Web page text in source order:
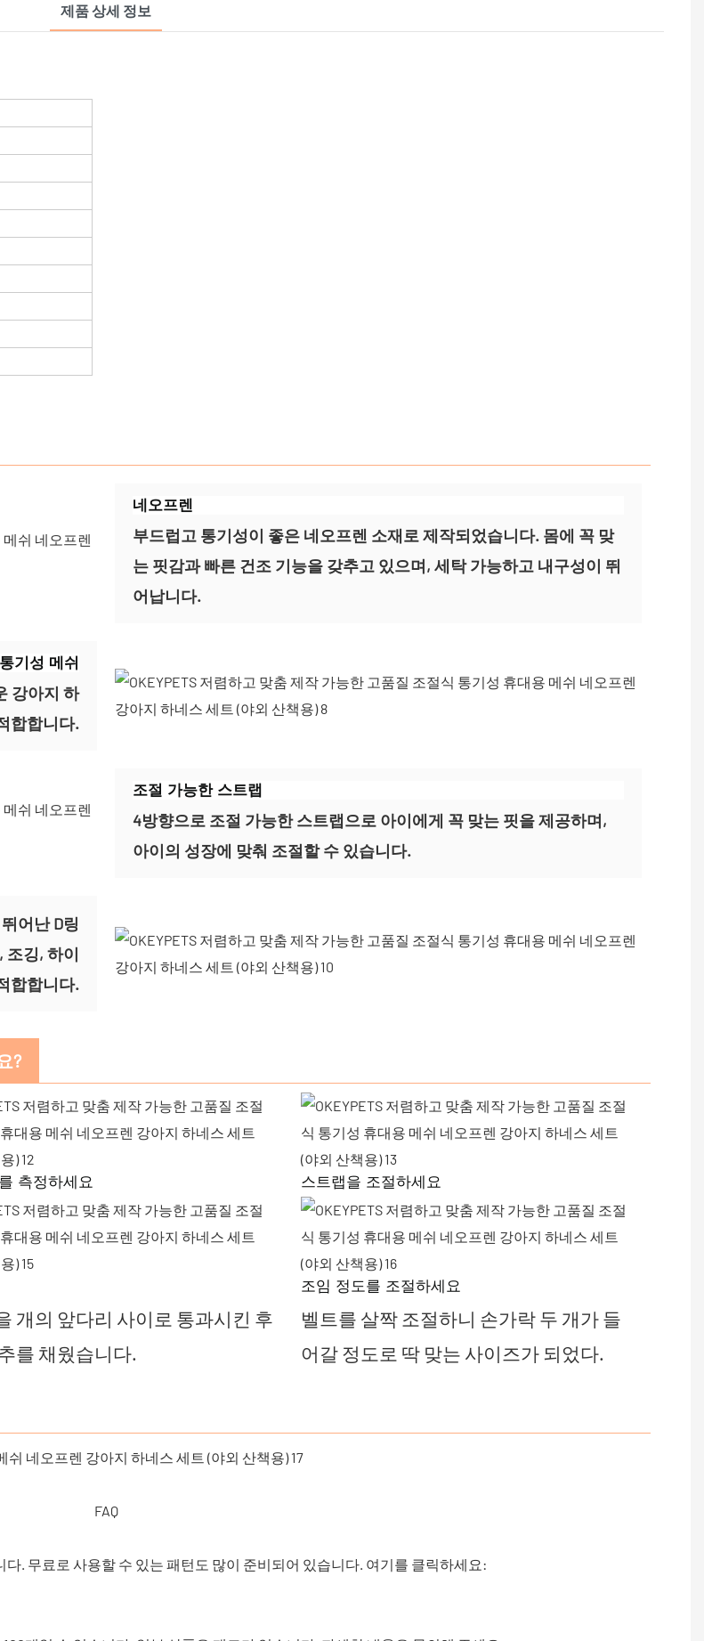
제품 상세 정보
네오프렌
부드럽고 통기성이 좋은 네오프렌 소재로 제작되었습니다. 몸에 꼭 맞
는 핏감과 빠른 건조 기능을 갖추고 있으며, 세탁 가능하고 내구성이 뛰
어납니다.
통기성 메쉬
강아지 하
합합니다.
조절 가능한 스트랩
4방향으로 조절 가능한 스트랩으로 아이에게 꼭 맞는 핏을 제공하며,
아이의 성장에 맞춰 조절할 수 있습니다.
어난 D링
조깅, 하이
합합니다.
?
측정하세요 스트랩을 조절하세요
개의 앞다리 사이로 통과시킨 후
를 채웠습니다.
조임 정도를 조절하세요
벨트를 살짝 조절하니 손가락 두 개가 들
어갈 정도로 딱 맞는 사이즈가 되었다.
FAQ
. 무료로 사용할 수 있는 패턴도 많이 준비되어 있습니다. 여기를 클릭하세요: